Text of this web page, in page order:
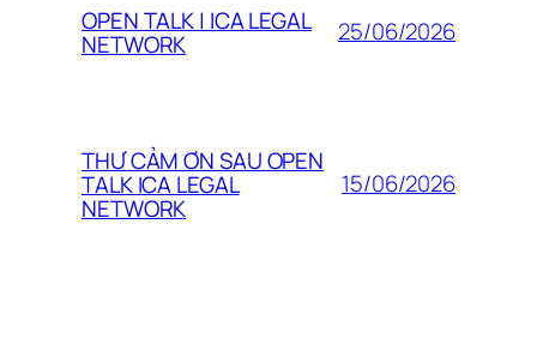
OPEN TALK | ICA LEGAL
NETWORK 25/06/2026
THƯ CẢM ƠN SAU OPEN
TALK ICA LEGAL
NETWORK
15/06/2026